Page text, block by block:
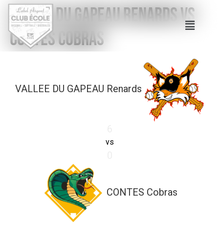
VALLEE DU GAPEAU Renards vs
CONTES Cobras
VALLEE DU GAPEAU Renards
vs
CONTES Cobras